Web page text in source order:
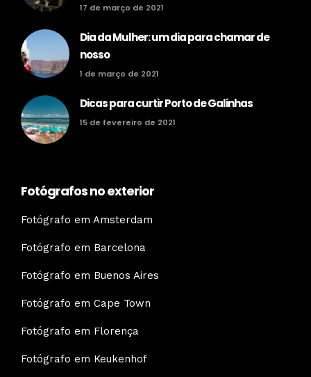
17 de março de 2021
Dia da Mulher: um dia para chamar de
nosso
1 de março de 2021
Dicas para curtir Porto de Galinhas
15 de fevereiro de 2021
Fotógrafos no exterior
Fotógrafo em Amsterdam
Fotógrafo em Barcelona
Fotógrafo em Buenos Aires
Fotógrafo em Cape Town
Fotógrafo em Florença
Fotógrafo em Keukenhof